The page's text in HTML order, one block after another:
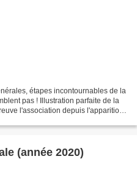
étapes incontournables de la
pas ! Illustration parfaite de la
l'association depuis l'apparition
(année 2020)